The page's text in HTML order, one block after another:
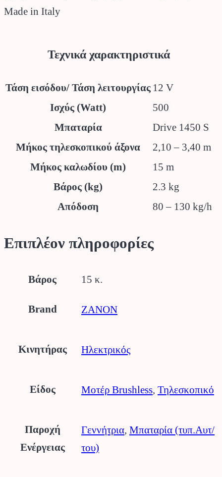
Made in Italy
Τεχνικά χαρακτηριστικά
Τάση εισόδου/ Τάση λειτουργίας 12 V
Ισχύς (Watt)
500
Μπαταρία
Drive 1450 S
Μήκος τηλεσκοπικού άξονα
2,10 – 3,40 m
Μήκος καλωδίου (m)
15 m
Βάρος (kg)
2.3 kg
Απόδοση
80 – 130 kg/h
Επιπλέον πληροφορίες
Βάρος 15 κ.
Brand ZANON
Κινητήρας Ηλεκτρικός
Είδος Μοτέρ Brushless, Τηλεσκοπικό
Παροχή
Ενέργειας
Γεννήτρια, Μπαταρία (τυπ.Αυτ/
του)